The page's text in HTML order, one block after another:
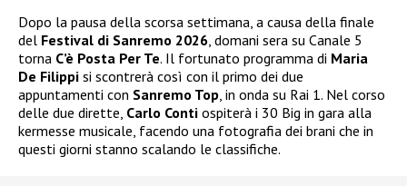
Dopo la pausa della scorsa settimana, a causa della finale
del Festival di Sanremo 2026, domani sera su Canale 5
torna C’è Posta Per Te. Il fortunato programma di Maria
De Filippi si scontrerà così con il primo dei due
appuntamenti con Sanremo Top, in onda su Rai 1. Nel corso
delle due dirette, Carlo Conti ospiterà i 30 Big in gara alla
kermesse musicale, facendo una fotografia dei brani che in
questi giorni stanno scalando le classifiche.